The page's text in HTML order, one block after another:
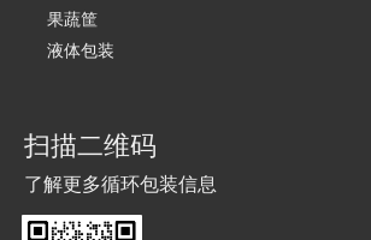
扫描二维码
了解更多循环包装信息
果蔬筐
液体包装